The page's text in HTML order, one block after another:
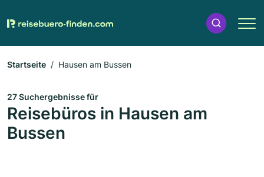
Startseite Hausen am Bussen
27 Suchergebnisse für
Reisebüros in Hausen am
Bussen